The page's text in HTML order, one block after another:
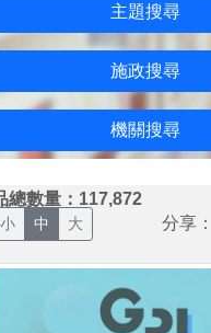
主題搜尋
施政搜尋
機關搜尋
總數量：117,872
小 中 大 分享：